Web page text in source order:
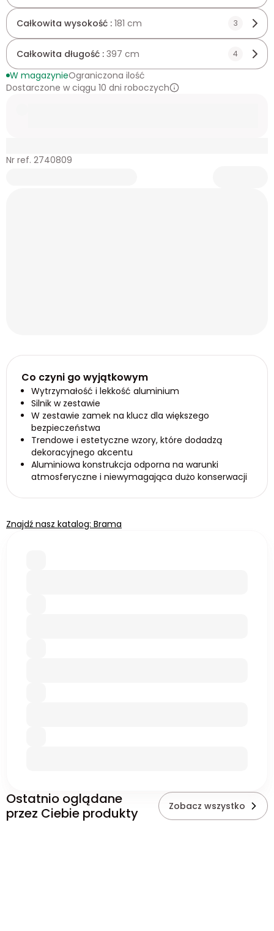
Całkowita wysokość : 181 cm 3
Całkowita długość : 397 cm 4
W magazynieOgraniczona ilość
Dostarczone w ciągu 10 dni roboczych
Nr ref. 2740809
Co czyni go wyjątkowym
Wytrzymałość i lekkość aluminium
Silnik w zestawie
W zestawie zamek na klucz dla większego
bezpieczeństwa
Trendowe i estetyczne wzory, które dodadzą
dekoracyjnego akcentu
Aluminiowa konstrukcja odporna na warunki
atmosferyczne i niewymagająca dużo konserwacji
Znajdź nasz katalog: Brama
Ostatnio oglądane
przez Ciebie produkty
Zobacz wszystko